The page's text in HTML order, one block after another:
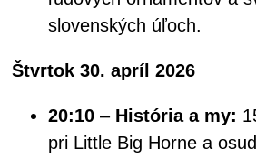
slovenských úľoch.
Štvrtok 30. apríl 2026
20:10 – História a my:
pri Little Big Horne a